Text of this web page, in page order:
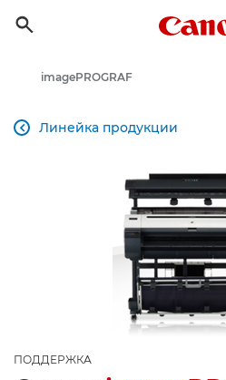

Поддержка продукции для бизнеса
imagePROGRAF
Линейка продукции

ПОДДЕРЖКА